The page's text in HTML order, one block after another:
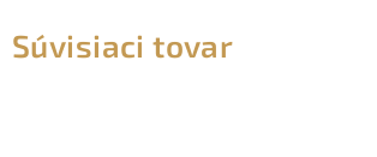
Súvisiaci tovar